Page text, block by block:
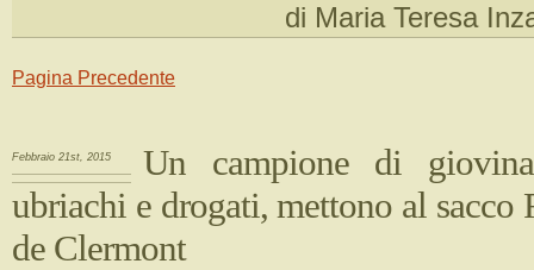
di Maria Teresa
Pagina Precedente
Febbraio 21st, 2015
Un campione di
ubriachi e drogati, mettono al sacco
de Clermont